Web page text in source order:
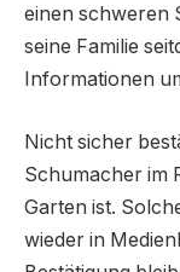
einen schweren
seine Familie
Informationen
Nicht sicher
Schumacher im
Garten ist.
wieder in